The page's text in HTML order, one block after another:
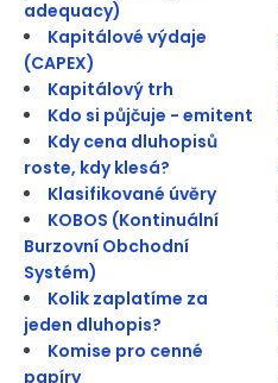
adequacy)
Kapitálové výdaje
(CAPEX)
Kapitálový trh
Kdo si půjčuje - emitent
Kdy cena dluhopisů
roste, kdy klesá?
Klasifikované úvěry
KOBOS (Kontinuální
Burzovní Obchodní
Systém)
Kolik zaplatíme za
jeden dluhopis?
Komise pro cenné
papíry